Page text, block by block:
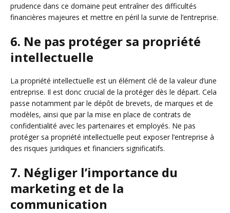
prudence dans ce domaine peut entraîner des difficultés
financières majeures et mettre en péril la survie de l’entreprise.
6. Ne pas protéger sa propriété
intellectuelle
La propriété intellectuelle est un élément clé de la valeur d’une
entreprise. Il est donc crucial de la protéger dès le départ. Cela
passe notamment par le dépôt de brevets, de marques et de
modèles, ainsi que par la mise en place de contrats de
confidentialité avec les partenaires et employés. Ne pas
protéger sa propriété intellectuelle peut exposer l’entreprise à
des risques juridiques et financiers significatifs.
7. Négliger l’importance du
marketing et de la
communication